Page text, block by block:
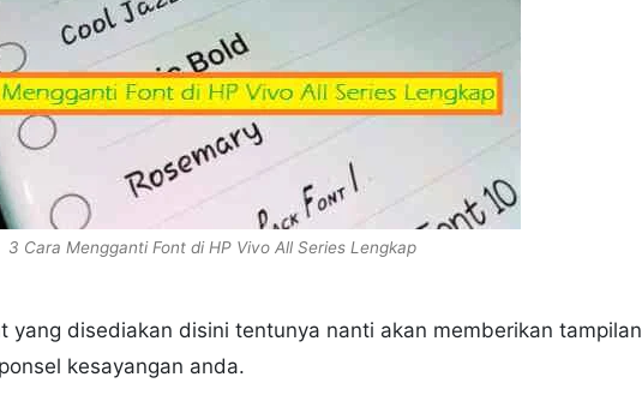
3 Cara Mengganti Font di HP Vivo All Series Lengkap
yang disediakan disini tentunya nanti akan memberikan tampilan
kesayangan anda.